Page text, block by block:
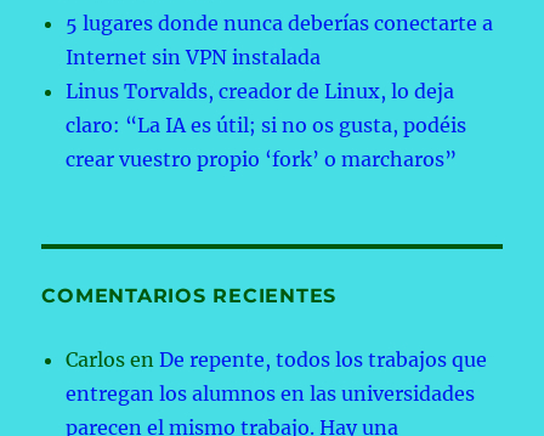
5 lugares donde nunca deberías conectarte a
Internet sin VPN instalada
Linus Torvalds, creador de Linux, lo deja
claro: “La IA es útil; si no os gusta, podéis
crear vuestro propio ‘fork’ o marcharos”
COMENTARIOS RECIENTES
Carlos enDe repente, todos los trabajos que
entregan los alumnos en las universidades
parecen el mismo trabajo. Hay una